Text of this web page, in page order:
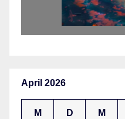
April 2026
M D M